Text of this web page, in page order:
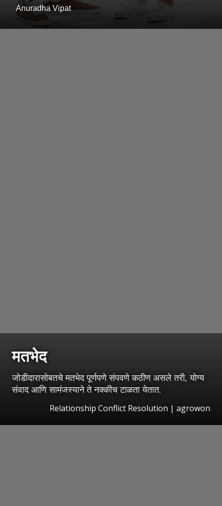
Anuradha Vipat
मतभेद
जोडीदारासोबतचे मतभेद पूर्णपणे संपवणे कठीण असले तरी, योग्य
संवाद आणि सामंजस्याने ते नक्कीच टाळता येतात.
Relationship Conflict Resolution | agrowon